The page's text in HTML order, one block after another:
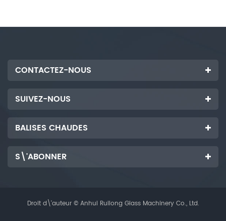
de lubrification pour les rails
de lubrification pour les rails
CONTACTEZ-NOUS
SUIVEZ-NOUS
BALISES CHAUDES
S\'ABONNER
Droit d\'auteur © Anhui Ruilong Glass Machinery Co., Ltd.